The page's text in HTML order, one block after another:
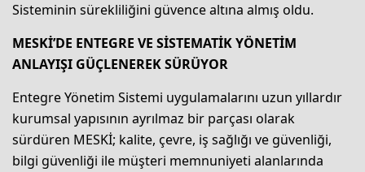
Sisteminin sürekliliğini güvence altına almış oldu.
MESKİ’DE ENTEGRE VE SİSTEMATİK YÖNETİM
ANLAYIŞI GÜÇLENEREK SÜRÜYOR
Entegre Yönetim Sistemi uygulamalarını uzun yıllardır
kurumsal yapısının ayrılmaz bir parçası olarak
sürdüren MESKİ; kalite, çevre, iş sağlığı ve güvenliği,
bilgi güvenliği ile müşteri memnuniyeti alanlarında